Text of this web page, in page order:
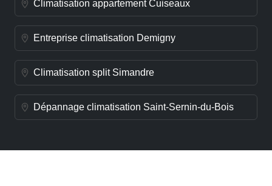
Climatisation appartement Cuiseaux
Entreprise climatisation Demigny
Climatisation split Simandre
Dépannage climatisation Saint-Sernin-du-Bois